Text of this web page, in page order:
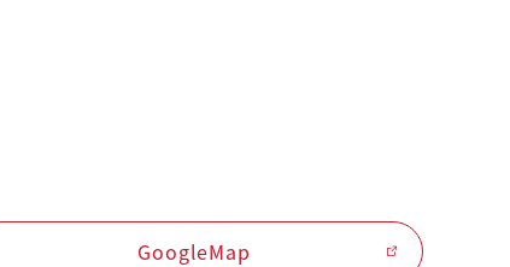
GoogleMap